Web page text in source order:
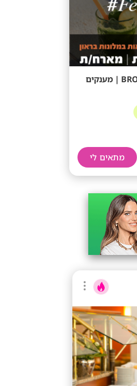
מלצרים/יות למלונות BROWN | מענקים
מתאים לי